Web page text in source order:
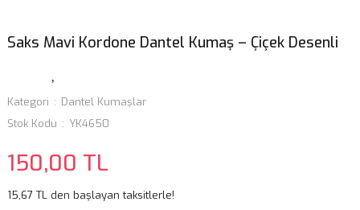
Saks Mavi Kordone Dantel Kumaş – Çiçek Desenli
Kategori
Dantel Kumaşlar
Stok Kodu
YK4650
150,00 TL
15,67 TL den başlayan taksitlerle!